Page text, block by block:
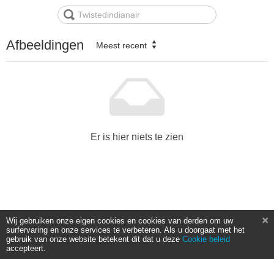
Afbeeldingen Meest recent
Er is hier niets te zien
Wij gebruiken onze eigen cookies en cookies van derden om uw
surfervaring en onze services te verbeteren. Als u doorgaat met het
gebruik van onze website betekent dit dat u deze Cookie beleid
accepteert.